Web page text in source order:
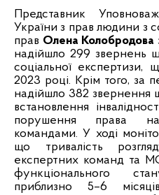
Представник
України з прав людини з
прав Олена Колобродова
надійшло 299 звернень
соціальної
2023 році. Крім того, за
надійшло 382
встановлення
порушення права
командами. У ході
що тривалість
експертних команд та
функціонального
приблизно 5–6